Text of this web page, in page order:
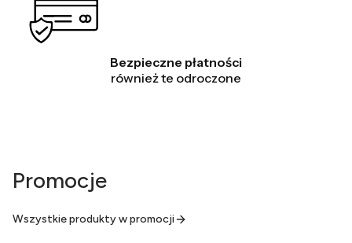
Bezpieczne płatności
również te odroczone
Promocje
Wszystkie produkty w promocji